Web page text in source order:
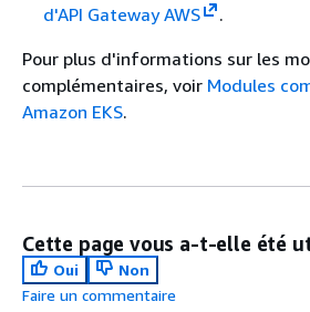
d'API Gateway AWS
.
Pour plus d'informations sur les
complémentaires, voir Modules
Amazon EKS.
Cette page vous a-t-elle été
Oui
Non
Faire un commentaire